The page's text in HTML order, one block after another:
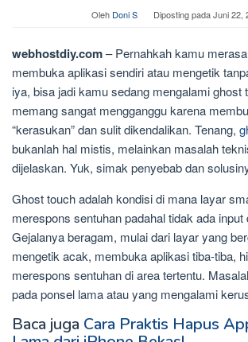
Oleh Doni S Diposting padaJuni 22,
webhostdiy.com– Pernahkah kamu
membuka aplikasi sendiri atau mengetik
iya, bisa jadi kamu sedang mengalami ghost
memang sangat mengganggu karena
“kerasukan” dan sulit dikendalikan. Tenang,
bukanlah hal mistis, melainkan masalah
dijelaskan. Yuk, simak penyebab dan
Ghost touch adalah kondisi di mana layar
merespons sentuhan padahal tidak ada input
Gejalanya beragam, mulai dari layar yang
mengetik acak, membuka aplikasi tiba-tiba,
merespons sentuhan di area tertentu.
pada ponsel lama atau yang mengalami
Baca juga Cara Praktis Hapus